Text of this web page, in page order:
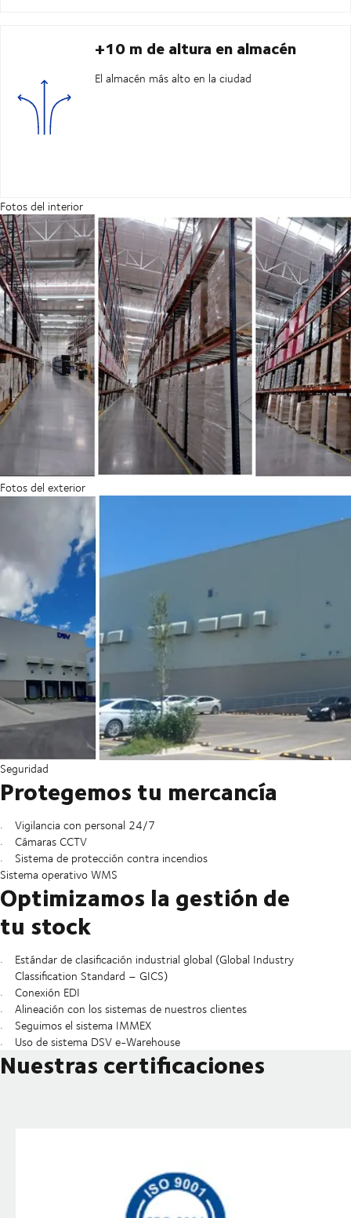
+10 m de altura en almacén
El almacén más alto en la ciudad
Fotos del interior
Fotos del exterior
Seguridad
Protegemos tu mercancía
Vigilancia con personal 24/7
Cámaras CCTV
Sistema de protección contra incendios
Sistema operativo WMS
Optimizamos la gestión de
tu stock
Estándar de clasificación industrial global (Global Industry
Classification Standard – GICS)
Conexión EDI
Alineación con los sistemas de nuestros clientes
Seguimos el sistema IMMEX
Uso de sistema DSV e-Warehouse
Nuestras certificaciones